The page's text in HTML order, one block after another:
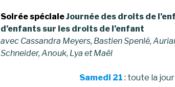
Soirée spécialeJournée des droits de
d’enfants sur les droits de l’enfant
avec Cassandra Meyers, Bastien Spenlé,
Schneider,Anouk, Lya et Maël
Samedi 21 : toute la